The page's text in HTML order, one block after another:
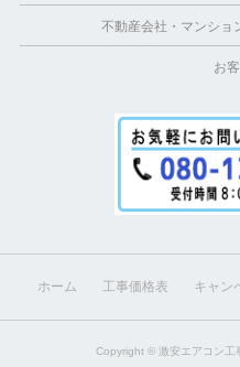
不動産会社・マンショ
お
ホーム 工事価格表 キャン
Copyright © 激安エアコン工